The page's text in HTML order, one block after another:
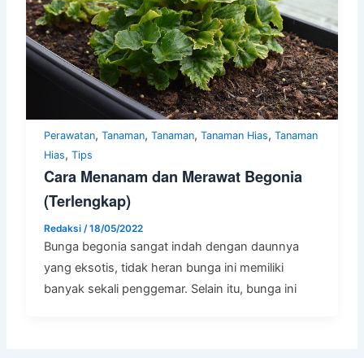
Perawatan,Tanaman,Tanaman,Tanaman Hias,Tanaman
Hias,Tips
Cara Menanam dan Merawat Begonia
(Terlengkap)
Redaksi /18/05/2022
Bunga begonia sangat indah dengan daunnya
yang eksotis, tidak heran bunga ini memiliki
banyak sekali penggemar. Selain itu, bunga ini